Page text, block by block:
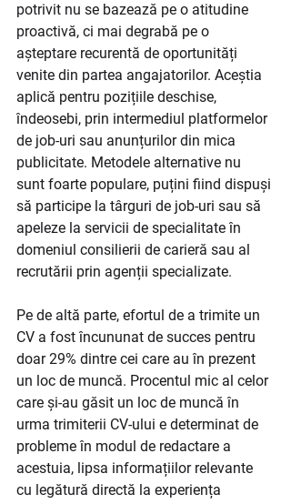
potrivit nu se bazează pe o atitudine
proactivă, ci mai degrabă pe o
așteptare recurentă de oportunități
venite din partea angajatorilor. Aceștia
aplică pentru pozițiile deschise,
îndeosebi, prin intermediul platformelor
de job-uri sau anunțurilor din mica
publicitate. Metodele alternative nu
sunt foarte populare, puțini fiind dispuși
să participe la târguri de job-uri sau să
apeleze la servicii de specialitate în
domeniul consilierii de carieră sau al
recrutării prin agenții specializate.
Pe de altă parte, efortul de a trimite un
CV a fost încununat de succes pentru
doar 29% dintre cei care au în prezent
un loc de muncă. Procentul mic al celor
care și-au găsit un loc de muncă în
urma trimiterii CV-ului e determinat de
probleme în modul de redactare a
acestuia, lipsa informațiilor relevante
cu legătură directă la experiența